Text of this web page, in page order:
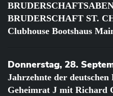
BRUDERSCHAFT ST.
Clubhouse Bootshaus
Donnerstag, 28.
Jahrzehnte der deutschen
Geheimrat J mit Richard